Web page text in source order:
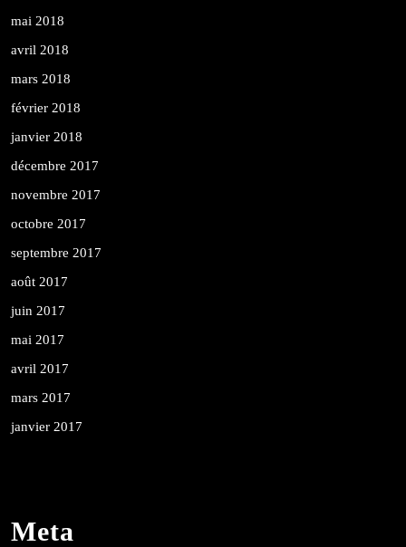
mai 2018
avril 2018
mars 2018
février 2018
janvier 2018
décembre 2017
novembre 2017
octobre 2017
septembre 2017
août 2017
juin 2017
mai 2017
avril 2017
mars 2017
janvier 2017
Meta